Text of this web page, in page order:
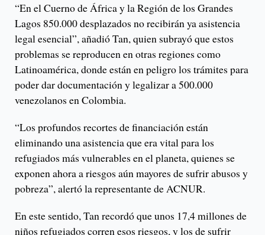
“En el Cuerno de África y la Región de los Grandes
Lagos 850.000 desplazados no recibirán ya asistencia
legal esencial”, añadió Tan, quien subrayó que estos
problemas se reproducen en otras regiones como
Latinoamérica, donde están en peligro los trámites para
poder dar documentación y legalizar a 500.000
venezolanos en Colombia.
“Los profundos recortes de financiación están
eliminando una asistencia que era vital para los
refugiados más vulnerables en el planeta, quienes se
exponen ahora a riesgos aún mayores de sufrir abusos y
pobreza”, alertó la representante de ACNUR.
En este sentido, Tan recordó que unos 17,4 millones de
niños refugiados corren esos riesgos, y los de sufrir